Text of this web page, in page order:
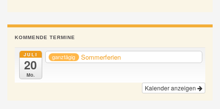
KOMMENDE TERMINE
JULI
20
Mo.
ganztägig Sommerferien
Kalender anzeigen